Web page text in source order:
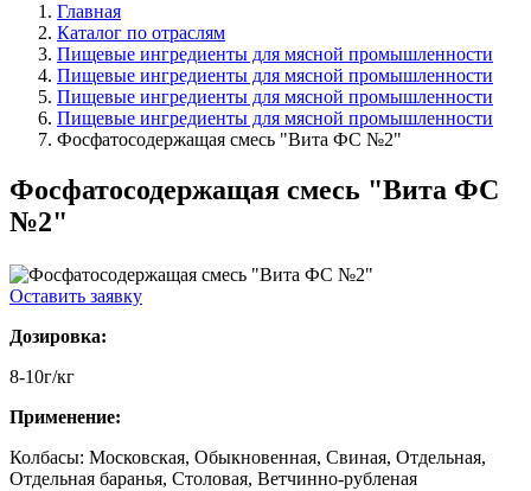
Главная
Каталог по отраслям
Пищевые ингредиенты для мясной промышленности
Пищевые ингредиенты для мясной промышленности
Пищевые ингредиенты для мясной промышленности
Пищевые ингредиенты для мясной промышленности
Фосфатосодержащая смесь "Вита ФС №2"
Фосфатосодержащая смесь "Вита ФС
№2"
Оставить заявку
Дозировка:
8-10г/кг
Применение:
Колбасы: Московская, Обыкновенная, Свиная, Отдельная,
Отдельная баранья, Столовая, Ветчинно-рубленая